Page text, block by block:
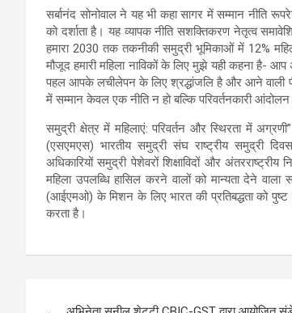
सर्बानंद सोनोवाल ने यह भी कहा सागर में सम्मान नीति
को दर्शाता है। यह व्यापक नीति सशक्तिकरण नेतृत्व
हमारा 2030 तक तकनीकी समुद्री भूमिकाओं में 12%
मौजूद हमारी महिला नाविकों के लिए मुझे यही कहना है-
पहल आपके लचीलेपन के लिए श्रद्धांजलि है और आने वाली
में सम्मान केवल एक नीति न हो बल्कि परिवर्तनकारी
समुद्री क्षेत्र में महिलाएं: परिवर्तन और स्थिरता में
(एसएमएस) भारतीय समुद्री संघ राष्ट्रीय समुद्री
अधिकारियों समुद्री पेशेवरों शिक्षाविदों और
महिला उपलब्धि हासिल करने वालों को मान्यता देने
(आईएमओ) के मिशन के लिए भारत की प्रतिबद्धता को
करता है।